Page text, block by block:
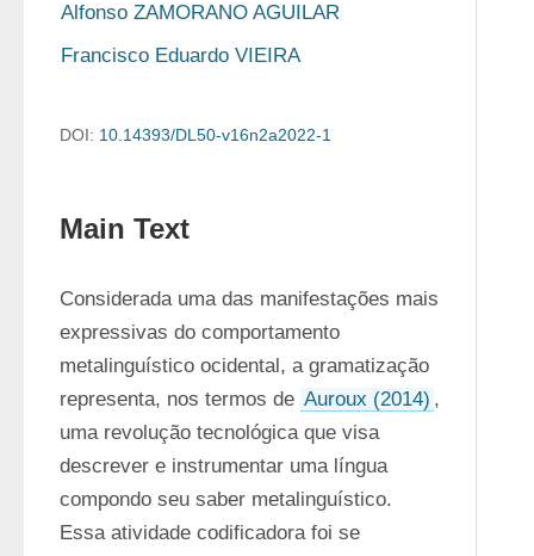
Alfonso ZAMORANO AGUILAR
Francisco Eduardo VIEIRA
DOI: 10.14393/DL50-v16n2a2022-1
Main Text
Considerada uma das manifestações mais
expressivas do comportamento
metalinguístico ocidental, a gramatização
representa, nos termos de Auroux (2014) ,
uma revolução tecnológica que visa
descrever e instrumentar uma língua
compondo seu saber metalinguístico.
Essa atividade codificadora foi se